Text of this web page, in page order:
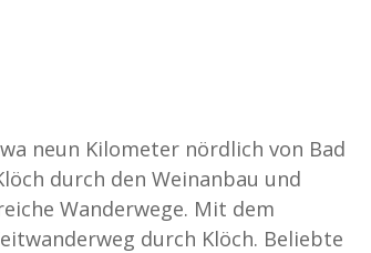
neun Kilometer nördlich von Bad
durch den Weinanbau und
Wanderwege. Mit dem
durch Klöch. Beliebte